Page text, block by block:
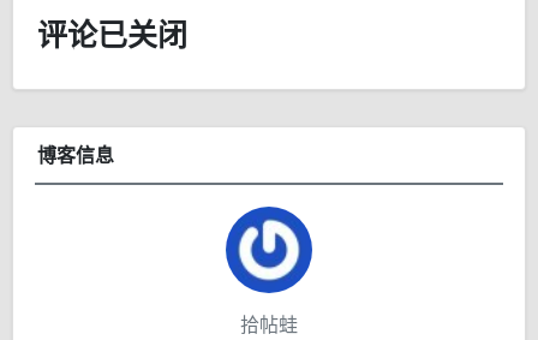
评论已关闭
博客信息
拾帖蛙